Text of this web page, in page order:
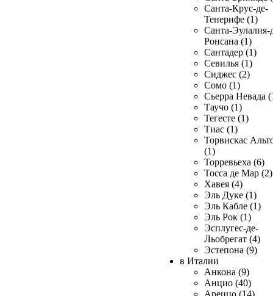
Санта-Крус-де-
Тенерифе (1)
Санта-Эулалия-
Ронсана (1)
Сантадер (1)
Севилья (1)
Сиджес (2)
Сомо (1)
Сьерра Невада
Таучо (1)
Тегесте (1)
Тиас (1)
Торвискас
(1)
Торревьеха (6)
Тосса де Мар (2)
Хавея (4)
Эль Дуке (1)
Эль Кабле (1)
Эль Рок (1)
Эсплугес-де-
Льобрегат (4)
Эстепона (9)
в Италии
Анкона (9)
Анцио (40)
Ареццо (14)